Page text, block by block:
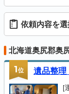
依頼内容を選
北海道奥尻郡奥
1位 遺品整
[